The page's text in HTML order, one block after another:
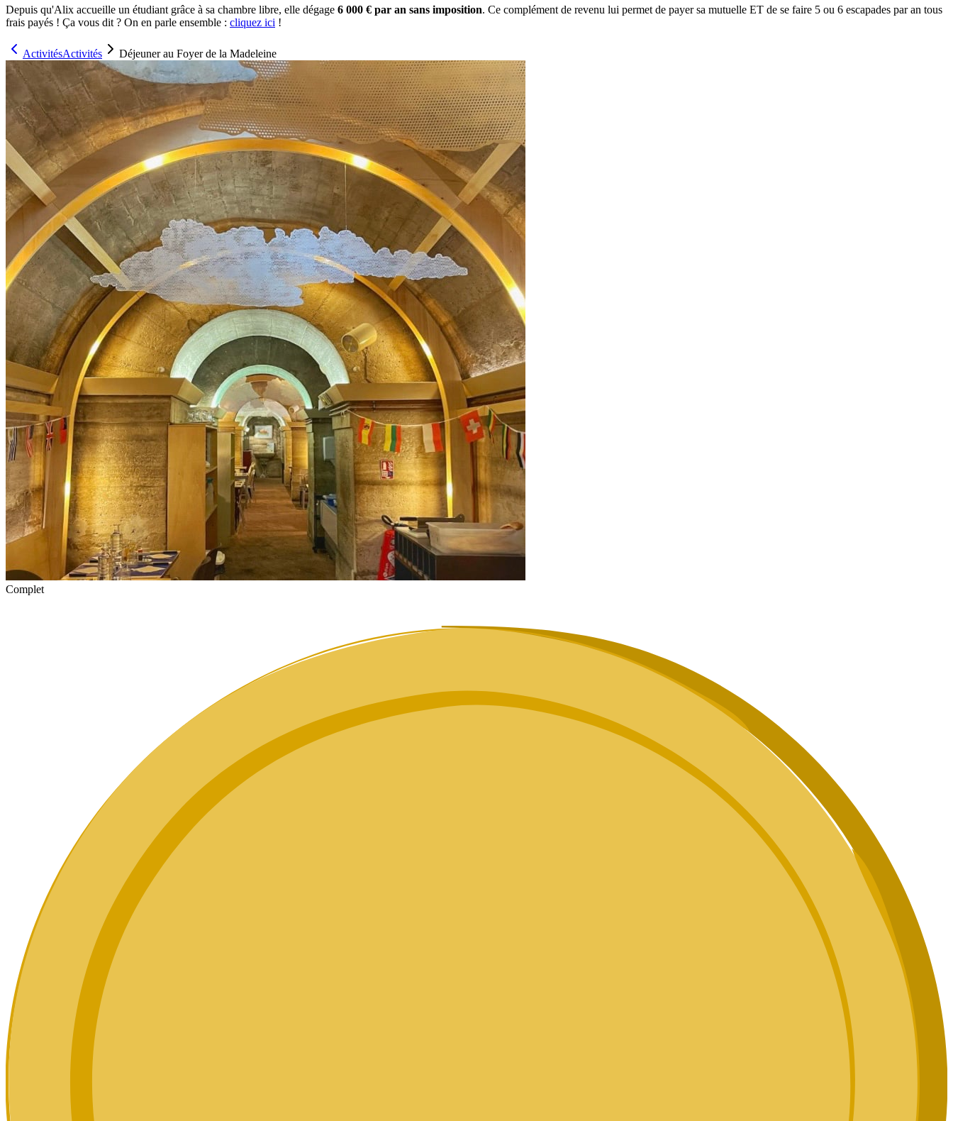
Depuis qu'Alix accueille un étudiant grâce à sa chambre libre, elle dégage 6 000 € par an sans imposition. Ce complément de revenu lui permet de payer sa mutuelle ET de se faire 5 ou 6 escapades par an tous
frais payés ! Ça vous dit ? On en parle ensemble : cliquez ici !
ActivitésActivités Déjeuner au Foyer de la Madeleine
Complet